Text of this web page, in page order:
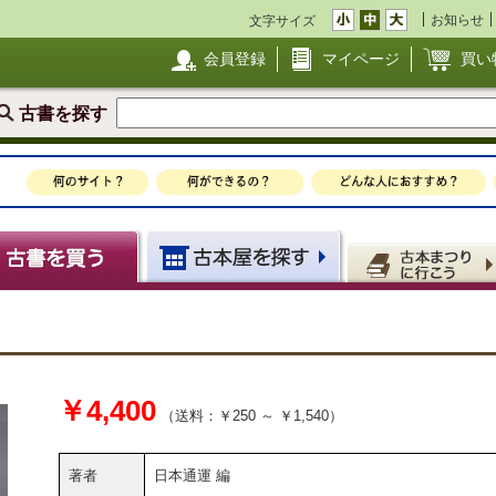
文字サイズ お知らせ
会員登録 マイページ 買い
古書を探す
￥4,400 （送料：￥250 ～ ￥1,540）
著者 日本通運 編